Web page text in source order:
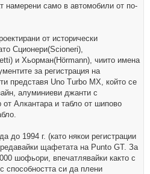
намерени само в автомобили от по-
от исторически
Сционери(Scioneri),
и Хьорман(Hörmann), чиито имена
за регистрация на
представя Uno Turbo MX, който се
алуминиеви джанти с
Алкантара и табло от шипово
до 1994 г. (като някои регистрации
щафетата на Punto GT. За
шофьори, впечатлявайки както с
способността си да плени